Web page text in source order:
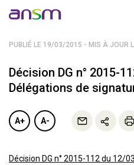
PUBLIÉ LE 19/03/2015 - MIS À JOUR
Décision DG n° 2015-
Délégations de
A+ A-
Décision DG n° 2015-112 du 12/